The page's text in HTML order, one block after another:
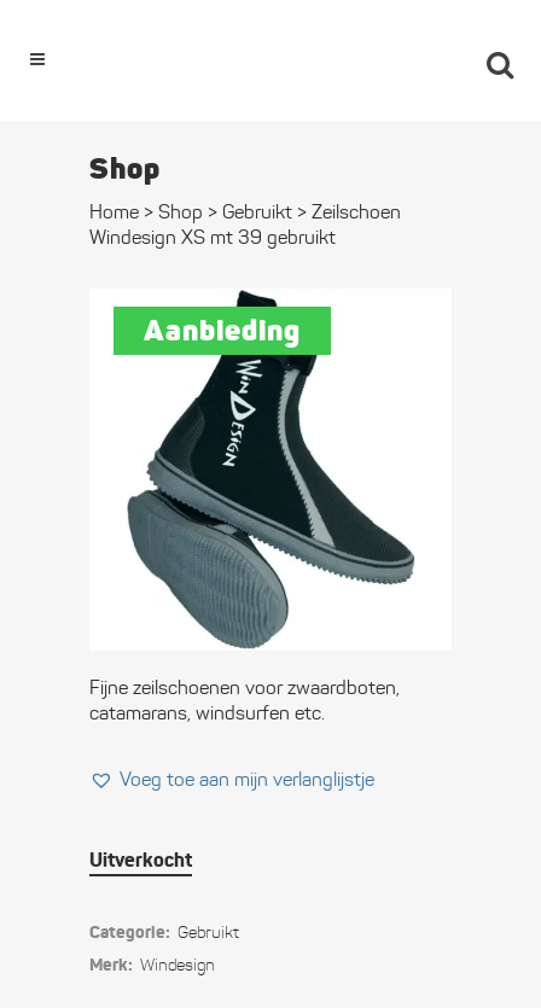
Shop
Home > Shop > Gebruikt > Zeilschoen
Windesign XS mt 39 gebruikt
Aanbieding
Zeilschoen
Windesign XS
mt 39
gebruikt
49,95 Oorspronkelijke
prijs
€ 49,95.
€5,99
€ 5,99.
Fijne zeilschoenen voor zwaardboten,
catamarans, windsurfen etc.
Voeg toe aan mijn verlanglijstje
Uitverkocht
Categorie: Gebruikt
Merk: Windesign